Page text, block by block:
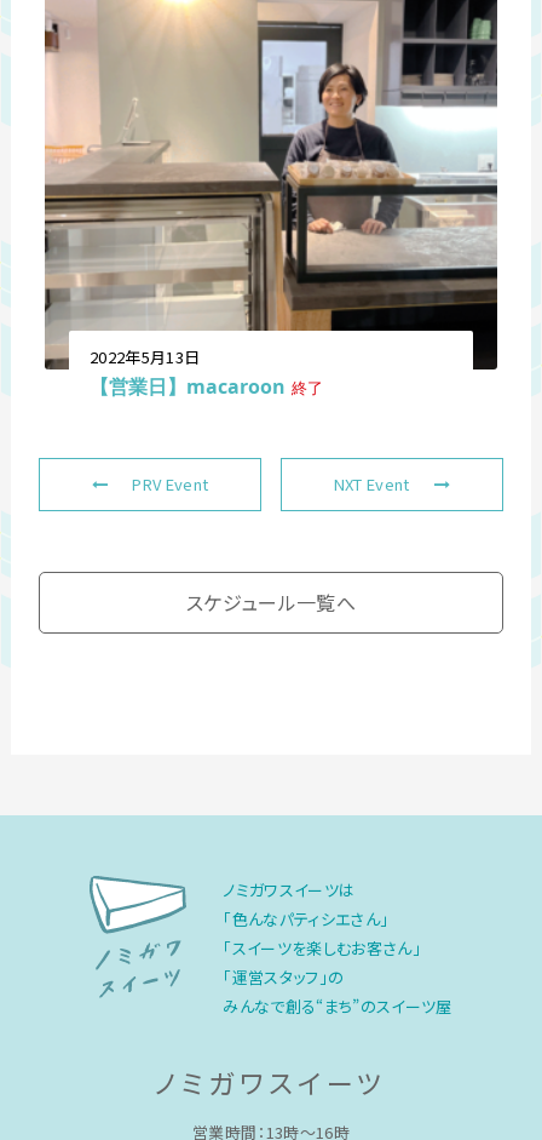
2022年5月13日
【営業日】macaroon 終了
PRV Event NXT Event
スケジュール一覧へ
ノミガワスイーツは
「色んなパティシエさん」
「スイーツを楽しむお客さん」
「運営スタッフ」の
みんなで創る“まち”のスイーツ屋
ノミガワスイーツ
営業時間：13時〜16時